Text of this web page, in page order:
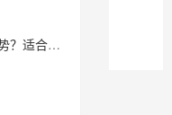
些人读？